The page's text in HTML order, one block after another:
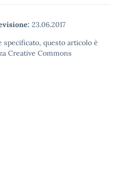
23.06.2017
specificato, questo articolo è
Creative Commons